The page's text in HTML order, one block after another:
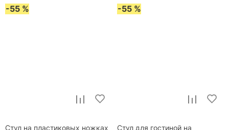
-55 %
Стул на пластиковых ножках
-55 %
Стул для гостиной на